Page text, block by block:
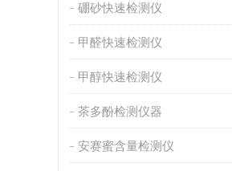
硼砂快速检测仪
甲醛快速检测仪
甲醇快速检测仪
茶多酚检测仪器
安赛蜜含量检测仪